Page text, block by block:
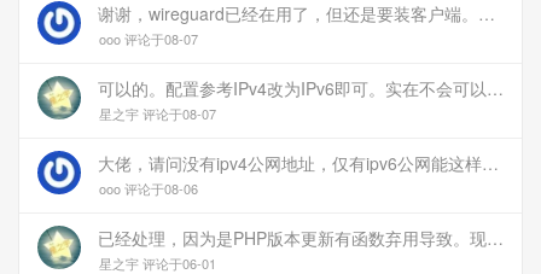
谢谢，wireguard已经在用了，但还是要装客户端。您这个方案连客户端都免了
ooo 评论于08-07
可以的。配置参考IPv4改为IPv6即可。实在不会可以用wireguard，这个简单和稳定
星之宇 评论于08-07
大佬，请问没有ipv4公网地址，仅有ipv6公网能这样玩吗？
ooo 评论于08-06
已经处理，因为是PHP版本更新有函数弃用导致。现已经修复
星之宇 评论于06-01